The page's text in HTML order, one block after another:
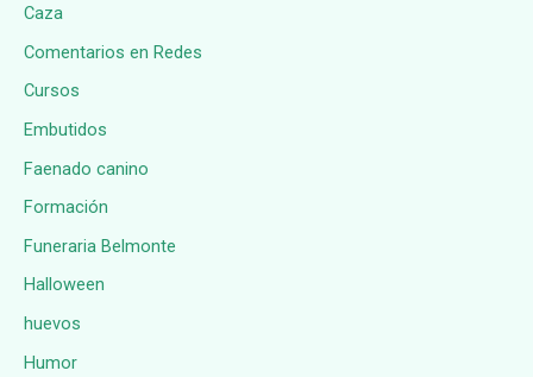
Caza
Comentarios en Redes
Cursos
Embutidos
Faenado canino
Formación
Funeraria Belmonte
Halloween
huevos
Humor